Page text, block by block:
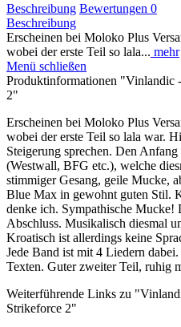
Beschreibung Bewertungen 0
Beschreibung
Erscheinen bei Moloko Plus
wobei der erste Teil so lala... mehr
Menü schließen
Produktinformationen "Vinlandic
2"
Erscheinen bei Moloko Plus
wobei der erste Teil so lala war.
Steigerung sprechen. Den
(Westwall, BFG etc.), welche
stimmiger Gesang, geile Mucke,
Blue Max in gewohnt guten Stil.
denke ich. Sympathische Mucke!
Abschluss. Musikalisch diesmal
Kroatisch ist allerdings keine
Jede Band ist mit 4 Liedern
Texten. Guter zweiter Teil, ruhig
Weiterführende Links zu
Strikeforce 2"